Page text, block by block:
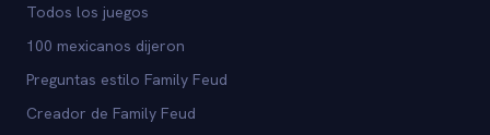
Todos los juegos
100 mexicanos dijeron
Preguntas estilo Family Feud
Creador de Family Feud